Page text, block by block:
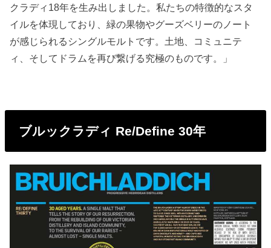
クラディ18年を生み出しました。私たちの特徴的なスタ
イルを体現しており、緑の果物やグーズベリーのノート
が感じられるシングルモルトです。土地、コミュニテ
ィ、そしてドラムを再び繋げる究極のものです。」
ブルックラディ Re/Define 30年